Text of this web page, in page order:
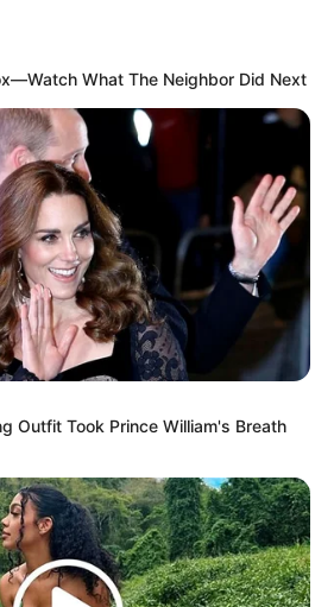
10 Cara
Belanjaan
Pose Lucu
Ketawa
What The Neighbor Did Next
Outfit Took Prince William's Breath